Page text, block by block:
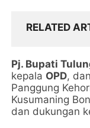
RELATED
Pj. Bupati
kepala OPD, dan
Panggung
Kusumaning
dan dukungan